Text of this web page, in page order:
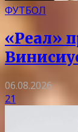
ФУТБОЛ
«Реал»
06.08.2026
21